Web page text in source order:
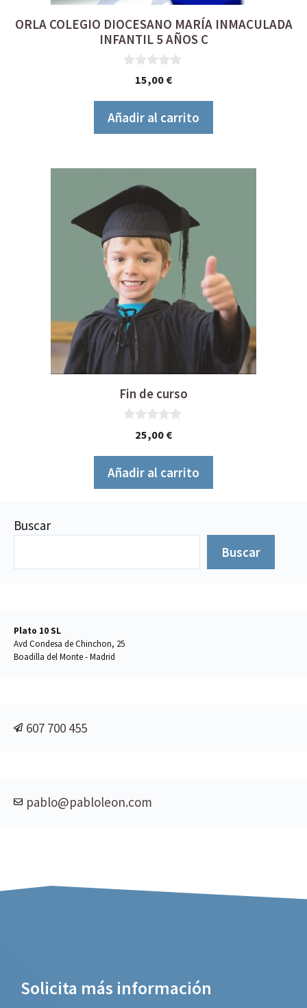
ORLA COLEGIO DIOCESANO MARÍA INMACULADA
INFANTIL 5 AÑOS C
15,00 €
Añadir al carrito
Fin de curso
25,00 €
Añadir al carrito
Buscar
Buscar
Plato 10 SL
Avd Condesa de Chinchon, 25
Boadilla del Monte - Madrid
607 700 455
pablo@pabloleon.com
Solicita más información